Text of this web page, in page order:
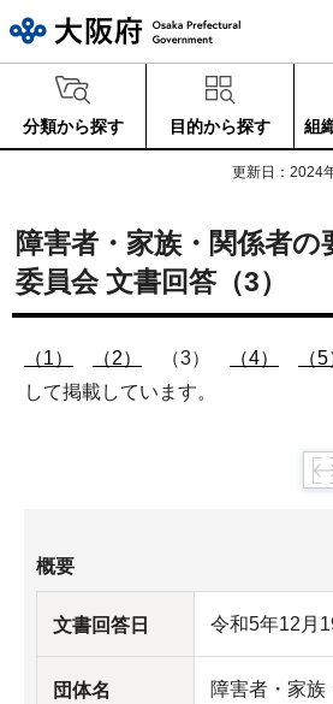
分類から探す 目的から探す 組
更新日：2024
障害者・家族・関係者の
委員会 文書回答（3）
（1） （2） （3） （4） （5
して掲載しています。
概要
文書回答日 令和5年12月
団体名 障害者・家族